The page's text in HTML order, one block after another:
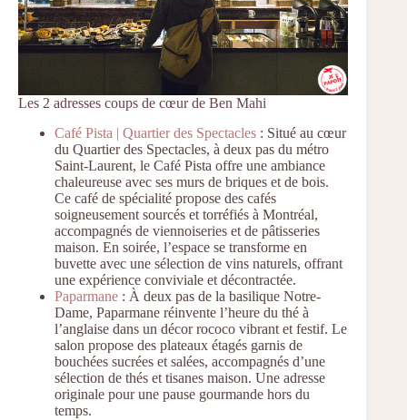
Les 2 adresses coups de cœur de Ben Mahi
Café Pista | Quartier des Spectacles : Situé au cœur
du Quartier des Spectacles, à deux pas du métro
Saint-Laurent, le Café Pista offre une ambiance
chaleureuse avec ses murs de briques et de bois.
Ce café de spécialité propose des cafés
soigneusement sourcés et torréfiés à Montréal,
accompagnés de viennoiseries et de pâtisseries
maison. En soirée, l’espace se transforme en
buvette avec une sélection de vins naturels, offrant
une expérience conviviale et décontractée.
Paparmane : À deux pas de la basilique Notre-
Dame, Paparmane réinvente l’heure du thé à
l’anglaise dans un décor rococo vibrant et festif. Le
salon propose des plateaux étagés garnis de
bouchées sucrées et salées, accompagnés d’une
sélection de thés et tisanes maison. Une adresse
originale pour une pause gourmande hors du
temps.